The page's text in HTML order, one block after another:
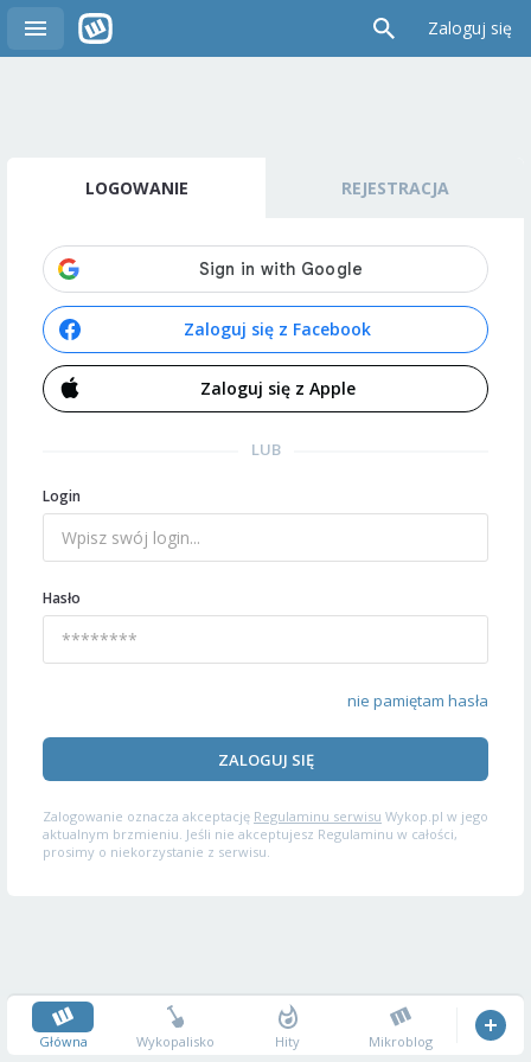
Zaloguj się
LOGOWANIE REJESTRACJA
Zaloguj się z Facebook
Zaloguj się z Apple
LUB
Login
Hasło
nie pamiętam hasła
ZALOGUJ SIĘ
Zalogowanie oznacza akceptację Regulaminu serwisu Wykop.pl w jego
aktualnym brzmieniu. Jeśli nie akceptujesz Regulaminu w całości,
prosimy o niekorzystanie z serwisu.
Główna Wykopalisko Hity Mikroblog